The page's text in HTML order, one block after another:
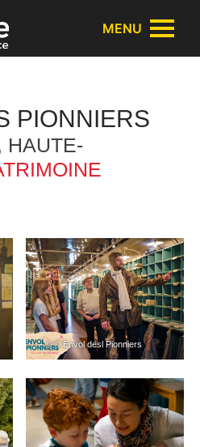
MENU
PIONNIERS
HAUTE-
– © © Envol desl Pionniers